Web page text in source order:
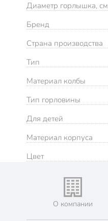
Диаметр горлышка, см
Бренд
Страна производства
Тип
Материал колбы
Тип горловины
Для детей
Материал корпуса
Цвет
О компании